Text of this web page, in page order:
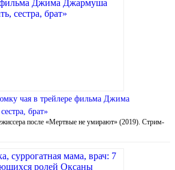
чая в трейлере фильма Джима
брат»
после «Мертвые не умирают» (2019). Стрим-